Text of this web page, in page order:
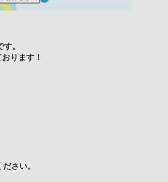
。
ります！
さい。